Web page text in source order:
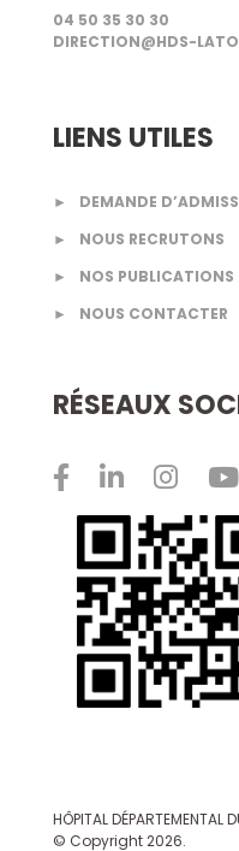
04 50 35 30 30
DIRECTION@HDS-
LIENS UTILES
►
DEMANDE
►
NOUS RECRUTONS
►
NOS PUBLICATIONS
►
NOUS CONTACTER
RÉSEAUX
HÔPITAL DÉPARTEMENTAL
© Copyright 2026.